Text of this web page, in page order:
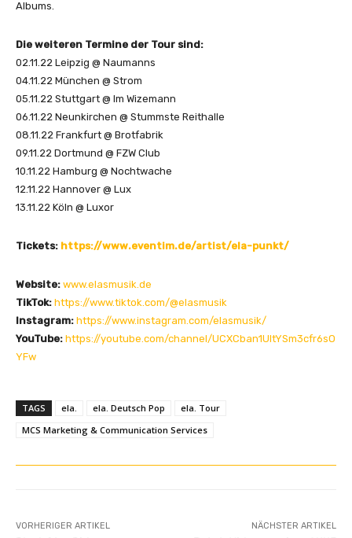
Albums.
Die weiteren Termine der Tour sind:
02.11.22 Leipzig @ Naumanns
04.11.22 München @ Strom
05.11.22 Stuttgart @ Im Wizemann
06.11.22 Neunkirchen @ Stummste Reithalle
08.11.22 Frankfurt @ Brotfabrik
09.11.22 Dortmund @ FZW Club
10.11.22 Hamburg @ Nochtwache
12.11.22 Hannover @ Lux
13.11.22 Köln @ Luxor
Tickets: https://www.eventim.de/artist/ela-punkt/
Website: www.elasmusik.de
TikTok: https://www.tiktok.com/@elasmusik
Instagram: https://www.instagram.com/elasmusik/
YouTube: https://youtube.com/channel/UCXCban1UltYSm3cfr6sO
YFw
TAGS ela. ela. Deutsch Pop
ela. Tour
MCS Marketing & Communication Services
VORHERIGER ARTIKEL NÄCHSTER ARTIKEL